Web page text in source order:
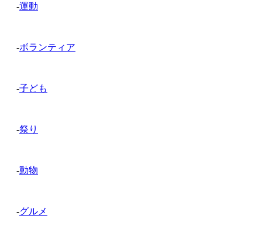
-運動
-ボランティア
-子ども
-祭り
-動物
-グルメ